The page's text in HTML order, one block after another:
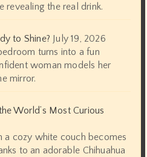
revealing the real drink.
to Shine? July 19, 2026
turns into a fun
woman models her
mirror.
World’s Most Curious
a cozy white couch becomes
to an adorable Chihuahua